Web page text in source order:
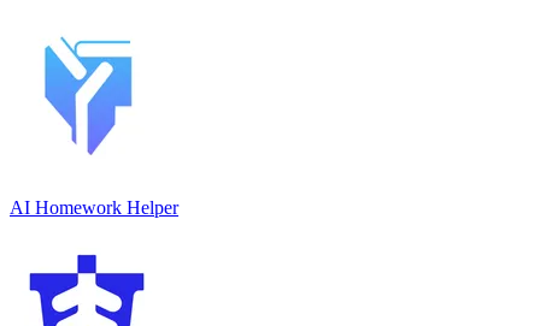
AI Homework Helper